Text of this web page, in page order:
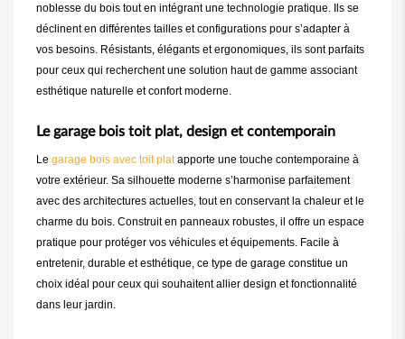
noblesse du bois tout en intégrant une technologie pratique. Ils se
déclinent en différentes tailles et configurations pour s’adapter à
vos besoins. Résistants, élégants et ergonomiques, ils sont parfaits
pour ceux qui recherchent une solution haut de gamme associant
esthétique naturelle et confort moderne.
Le garage bois toit plat, design et contemporain
Le garage bois avec toit platapporte une touche contemporaine à
votre extérieur. Sa silhouette moderne s’harmonise parfaitement
avec des architectures actuelles, tout en conservant la chaleur et le
charme du bois. Construit en panneaux robustes, il offre un espace
pratique pour protéger vos véhicules et équipements. Facile à
entretenir, durable et esthétique, ce type de garage constitue un
choix idéal pour ceux qui souhaitent allier design et fonctionnalité
dans leur jardin.